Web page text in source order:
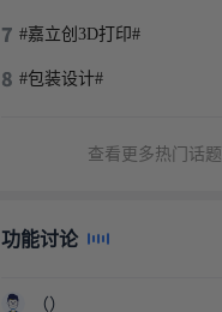
#嘉立创3D打印#
#包装设计#
查看更多热门话题
功能讨论
（）